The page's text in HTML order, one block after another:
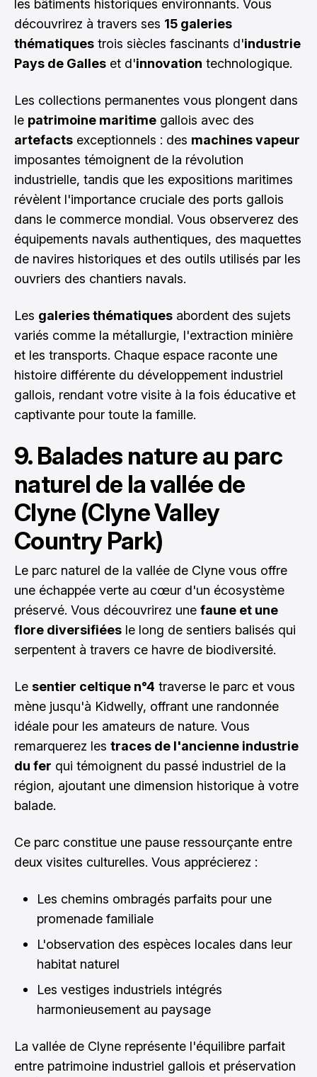
les bâtiments historiques environnants. Vous
découvrirez à travers ses 15 galeries
thématiques trois siècles fascinants d'industrie
Pays de Galles et d'innovation technologique.
Les collections permanentes vous plongent dans
le patrimoine maritime gallois avec des
artefacts exceptionnels : des machines vapeur
imposantes témoignent de la révolution
industrielle, tandis que les expositions maritimes
révèlent l'importance cruciale des ports gallois
dans le commerce mondial. Vous observerez des
équipements navals authentiques, des maquettes
de navires historiques et des outils utilisés par les
ouvriers des chantiers navals.
Les galeries thématiques abordent des sujets
variés comme la métallurgie, l'extraction minière
et les transports. Chaque espace raconte une
histoire différente du développement industriel
gallois, rendant votre visite à la fois éducative et
captivante pour toute la famille.
9. Balades nature au parc
naturel de la vallée de
Clyne (Clyne Valley
Country Park)
Le parc naturel de la vallée de Clyne vous offre
une échappée verte au cœur d'un écosystème
préservé. Vous découvrirez une faune et une
flore diversifiées le long de sentiers balisés qui
serpentent à travers ce havre de biodiversité.
Le sentier celtique n°4 traverse le parc et vous
mène jusqu'à Kidwelly, offrant une randonnée
idéale pour les amateurs de nature. Vous
remarquerez les traces de l'ancienne industrie
du fer qui témoignent du passé industriel de la
région, ajoutant une dimension historique à votre
balade.
Ce parc constitue une pause ressourçante entre
deux visites culturelles. Vous apprécierez :
Les chemins ombragés parfaits pour une
promenade familiale
L'observation des espèces locales dans leur
habitat naturel
Les vestiges industriels intégrés
harmonieusement au paysage
La vallée de Clyne représente l'équilibre parfait
entre patrimoine industriel gallois et préservation